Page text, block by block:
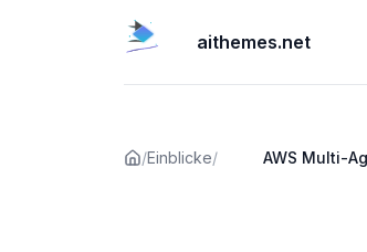
aithemes.net
/Einblicke/
AWS Multi-